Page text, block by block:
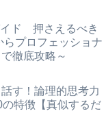
イド 押さえるべき
プロフェッショナ
徹底攻略～
す！論理的思考力
特徴【真似するだ